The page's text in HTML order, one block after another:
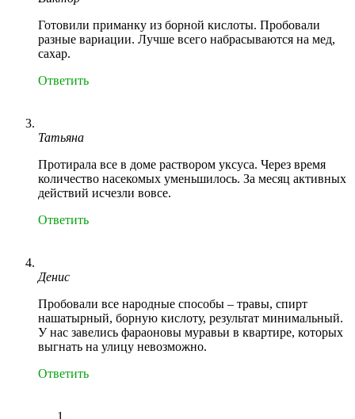
Готовили приманку из борной кислоты. Пробовали
разные вариации. Лучше всего набрасываются на мед,
сахар.
Ответить
Татьяна
Протирала все в доме раствором уксуса. Через время
количество насекомых уменьшилось. За месяц активных
действий исчезли вовсе.
Ответить
Денис
Пробовали все народные способы – травы, спирт
нашатырный, борную кислоту, результат минимальный.
У нас завелись фараоновы муравьи в квартире, которых
выгнать на улицу невозможно.
Ответить